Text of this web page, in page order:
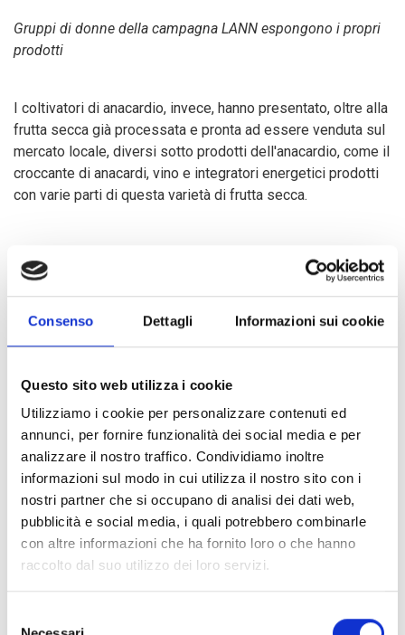
Consenso Dettagli Informazioni sui cookie
Questo sito web utilizza i cookie
Utilizziamo i cookie per personalizzare contenuti ed
annunci, per fornire funzionalità dei social media e per
analizzare il nostro traffico. Condividiamo inoltre
informazioni sul modo in cui utilizza il nostro sito con i
nostri partner che si occupano di analisi dei dati web,
pubblicità e social media, i quali potrebbero combinarle
con altre informazioni che ha fornito loro o che hanno
raccolto dal suo utilizzo dei loro servizi.
Gruppi di donne della campagna LANN espongono i propri
prodotti
I coltivatori di anacardio, invece, hanno presentato, oltre alla
frutta secca già processata e pronta ad essere venduta sul
mercato locale, diversi sotto prodotti dell'anacardio, come il
croccante di anacardi, vino e integratori energetici prodotti
con varie parti di questa varietà di frutta secca.
pubblico, e poi donato a un'associazione locale di produttori
di anacardi, unoschiaccianoci meccanico, per facilitare il
difficile processo di lavorazione di questo frutto e
di COOPI, l'utensile sarà distribuito tra diverse associazioni
locali di produttori per rafforzare le CPU (
Cashew
Processing Unit
), le unità per la lavorazione e
trasformazione dell'anacardio nei quattro distretti di
intervento del progetto.